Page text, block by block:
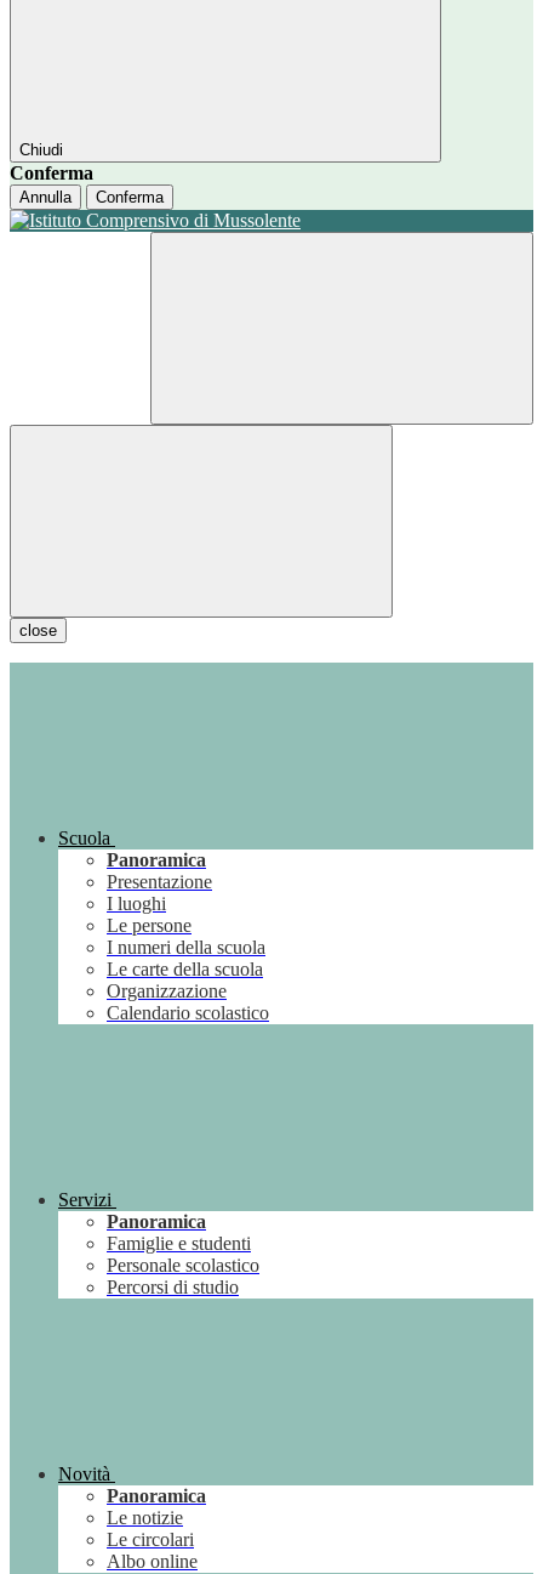
Chiudi
Conferma
Annulla Conferma
close
Scuola
Panoramica
Presentazione
I luoghi
Le persone
I numeri della scuola
Le carte della scuola
Organizzazione
Calendario scolastico
Servizi
Panoramica
Famiglie e studenti
Personale scolastico
Percorsi di studio
Novità
Panoramica
Le notizie
Le circolari
Albo online